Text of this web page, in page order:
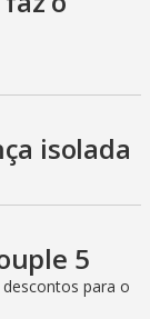
isolada
5
para o